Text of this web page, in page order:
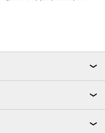
momentos do dia.
e refeições leves.
e saborosa para quem busca